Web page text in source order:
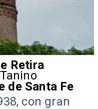
Retira
de Santa Fe
con gran